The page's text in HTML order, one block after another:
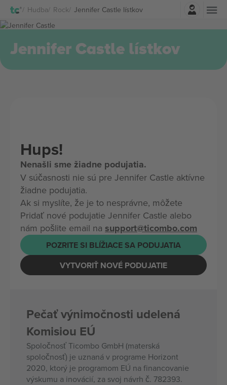
Hudba Rock Jennifer Castle lístkov
Prihlásenie
Jennifer Castle lístkov
Hups!
Nenašli sme žiadne podujatia.
V súčasnosti nie sú pre Jennifer Castle aktívne
žiadne podujatia.
Ak si myslíte, že je to nesprávne, môžete
Pridať nové podujatie Jennifer Castle alebo
nám pošlite email na support@ticombo.com
POZRITE SI BLÍŽIACE SA PODUJATIA
VYTVORIŤ NOVÉ PODUJATIE
Pečať výnimočnosti udelená
Komisiou EÚ
Spoločnosť Ticombo GmbH (materská
spoločnosť) je uznaná v programe Horizont
2020, ktorý je programom EÚ na financovanie
výskumu a inovácií, za svoj návrh č. 782393.